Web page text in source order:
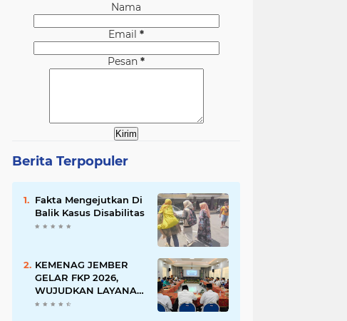
Nama
Email *
Pesan *
Berita Terpopuler
Fakta Mengejutkan Di
Balik Kasus Disabilitas
KEMENAG JEMBER
GELAR FKP 2026,
WUJUDKAN LAYANAN
BERSINAR DAN